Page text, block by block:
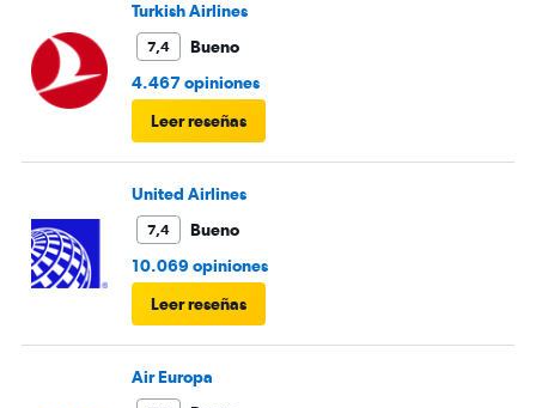
Turkish Airlines
7,4
Bueno
4.467 opiniones
Leer reseñas
United Airlines
7,4
Bueno
10.069 opiniones
Leer reseñas
Air Europa